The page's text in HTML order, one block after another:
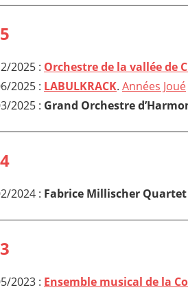
2025 : Orchestre de la vallée de
2025 : LABULKRACK. Années Joué
2025 : Grand Orchestre
2024 : Fabrice Millischer
2023 : Ensemble musical de la